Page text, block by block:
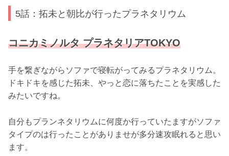
5話：拓未と朝比が行ったプラネタリウム
コニカミノルタ プラネタリアTOKYO
手を繋ぎながらソファで寝転がってみるプラネタリウム。
ドキドキを感じた拓未、やっと恋に落ちたことを実感した
みたいですね。
自分もプランネタリウムに何度か行っていたますがソファ
タイプのは行ったことがありませが多分速攻眠れると思い
ます。